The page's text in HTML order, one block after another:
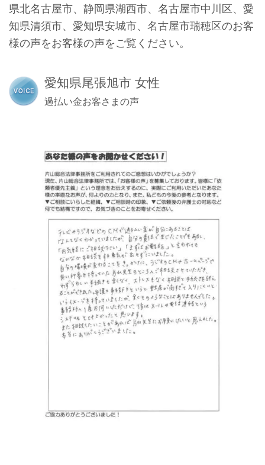
県北名古屋市、静岡県湖西市、名古屋市中川区、愛
知県清須市、愛知県安城市、名古屋市瑞穂区のお客
様の声をお客様の声をご覧ください。
愛知県尾張旭市 女性
過払い金お客さまの声